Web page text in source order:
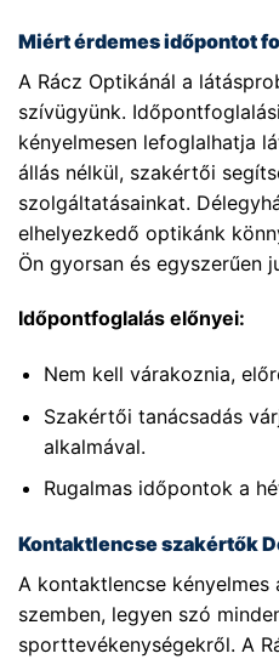
Miért érdemes időpontot
A Rácz Optikánál a
szívügyünk.
kényelmesen lefoglalhatja
állás nélkül, szakértői
szolgáltatásainkat.
elhelyezkedő optikánk
Ön gyorsan és egyszerűen
Időpontfoglalás előnyei:
Nem kell várakoznia,
Szakértői tanácsadás
alkalmával.
Rugalmas időpontok a
Kontaktlencse szakértők
A kontaktlencse kényelmes
szemben, legyen szó
sporttevékenységekről. A